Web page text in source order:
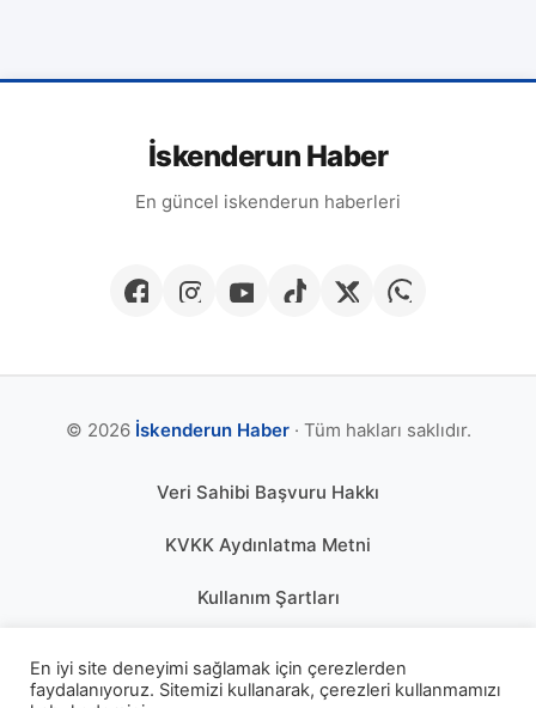
İskenderun Haber
En güncel iskenderun haberleri
© 2026 İskenderun Haber· Tüm hakları saklıdır.
Veri Sahibi Başvuru Hakkı
KVKK Aydınlatma Metni
Kullanım Şartları
Çerez Politikası
En iyi site deneyimi sağlamak için çerezlerden
faydalanıyoruz. Sitemizi kullanarak, çerezleri kullanmamızı